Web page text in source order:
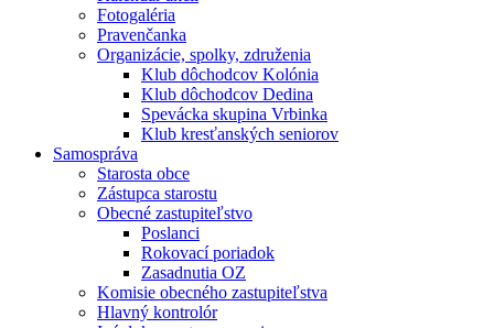
Fotogaléria
Pravenčanka
Organizácie, spolky, združenia
Klub dôchodcov Kolónia
Klub dôchodcov Dedina
Spevácka skupina Vrbinka
Klub kresťanských seniorov
Samospráva
Starosta obce
Zástupca starostu
Obecné zastupiteľstvo
Poslanci
Rokovací poriadok
Zasadnutia OZ
Komisie obecného zastupiteľstva
Hlavný kontrolór